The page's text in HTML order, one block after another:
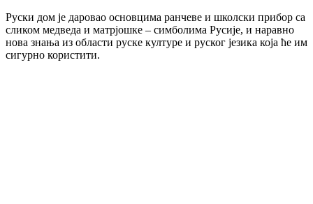
Руски дом је даровао основцима ранчеве и школски прибор са
сликом медведа и матрјошке – симболима Русије, и наравно
нова знања из области руске културе и руског језика која ће им
сигурно користити.